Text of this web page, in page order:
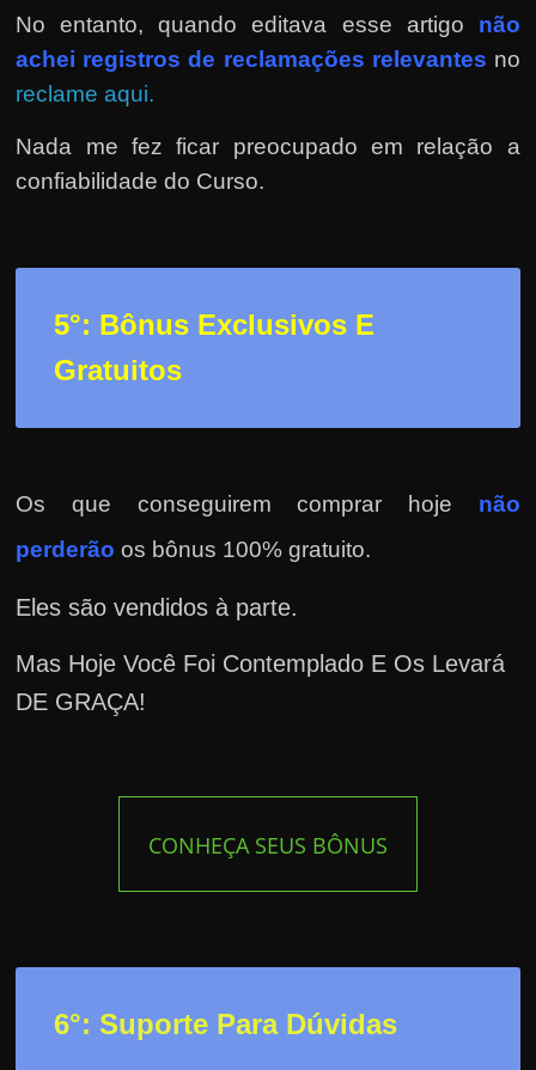
No entanto, quando editava esse artigo não
achei registros de reclamações relevantes no
reclame aqui.
Nada me fez ficar preocupado em relação a
confiabilidade do Curso.
5°: Bônus Exclusivos E
Gratuitos
Os que conseguirem comprar hoje não
perderão os bônus 100% gratuito.
Eles são vendidos à parte.
Mas Hoje Você Foi Contemplado E Os Levará
DE GRAÇA!
CONHEÇA SEUS BÔNUS
6°: Suporte Para Dúvidas